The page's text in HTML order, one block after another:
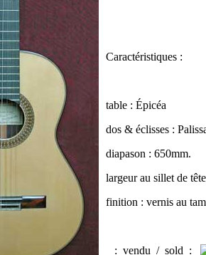
Caractéristiques :
table : Épicéa
dos & éclisses :
diapason : 650mm.
largeur au sillet de
finition : vernis au
: vendu / sold :